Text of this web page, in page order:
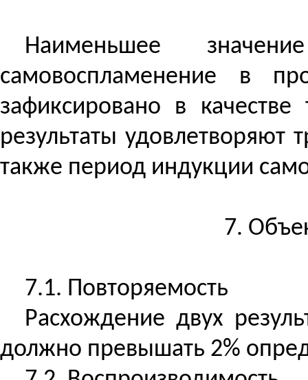
Наименьшее
самовоспламенение в
зафиксировано в
результаты
также период индукции
7.
7.1. Повторяемость
Расхождение двух
должно превышать 2%